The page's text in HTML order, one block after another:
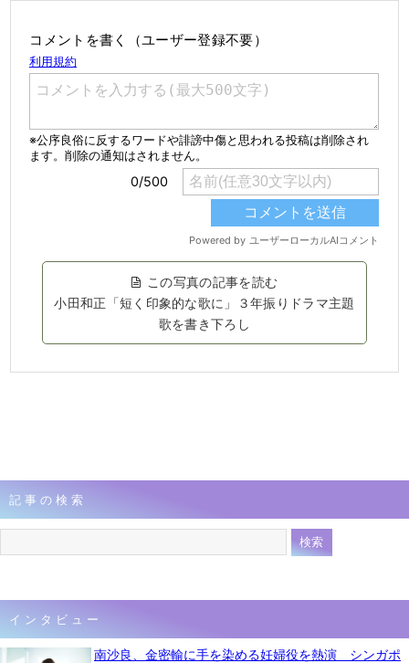
コメントを書く（ユーザー登録不要）
この写真の記事を読む
小田和正「短く印象的な歌に」３年振りドラマ主題
歌を書き下ろし
記事の検索
インタビュー
南沙良、金密輸に手を染める妊婦役を熱演 シンガポ